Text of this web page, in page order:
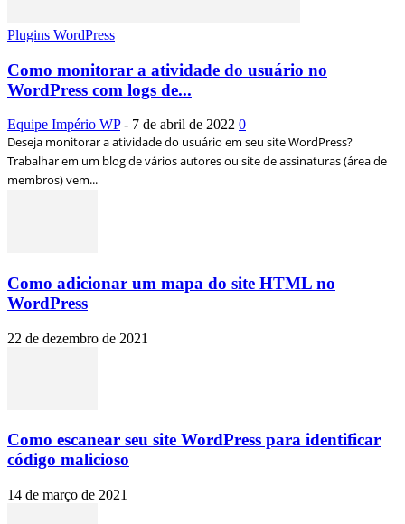
Plugins WordPress
Como monitorar a atividade do usuário no
WordPress com logs de...
Equipe Império WP - 7 de abril de 2022 0
Deseja monitorar a atividade do usuário em seu site WordPress?
Trabalhar em um blog de vários autores ou site de assinaturas (área de
membros) vem...
Como adicionar um mapa do site HTML no
WordPress
22 de dezembro de 2021
Como escanear seu site WordPress para identificar
código malicioso
14 de março de 2021